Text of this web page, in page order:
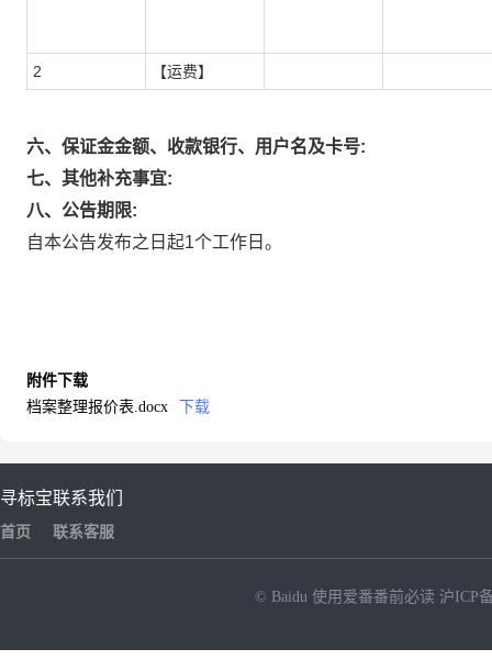
2 【运费】
六、保证金金额、收款银行、用户名及卡号:
七、其他补充事宜:
八、公告期限:
自本公告发布之日起1个工作日。
附件下载
档案整理报价表.docx
下载
寻标宝
首页
联系我们
联系客服
© Baidu 使用爱番番前必读 沪ICP